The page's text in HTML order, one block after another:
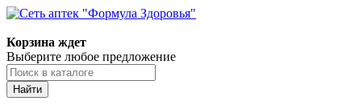
Корзина ждет
Выберите любое предложение
Найти